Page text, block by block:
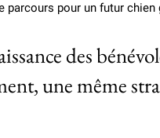
parcours pour un futur chien
des
une même